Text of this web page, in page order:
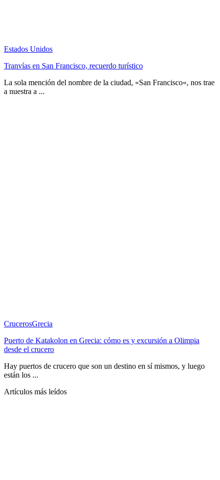
Estados Unidos
Tranvías en San Francisco, recuerdo turístico
La sola mención del nombre de la ciudad, «San Francisco«, nos trae
a nuestra a ...
CrucerosGrecia
Puerto de Katakolon en Grecia: cómo es y excursión a Olimpia
desde el crucero
Hay puertos de crucero que son un destino en sí mismos, y luego
están los ...
Artículos más leídos